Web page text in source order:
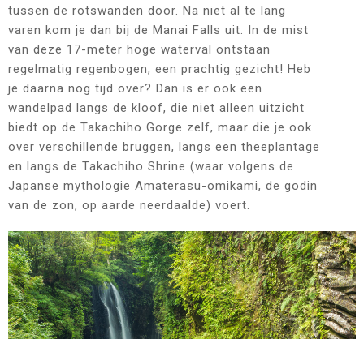
tussen de rotswanden door. Na niet al te lang
varen kom je dan bij de Manai Falls uit. In de mist
van deze 17-meter hoge waterval ontstaan
regelmatig regenbogen, een prachtig gezicht! Heb
je daarna nog tijd over? Dan is er ook een
wandelpad langs de kloof, die niet alleen uitzicht
biedt op de Takachiho Gorge zelf, maar die je ook
over verschillende bruggen, langs een theeplantage
en langs de Takachiho Shrine (waar volgens de
Japanse mythologie Amaterasu-omikami, de godin
van de zon, op aarde neerdaalde) voert.